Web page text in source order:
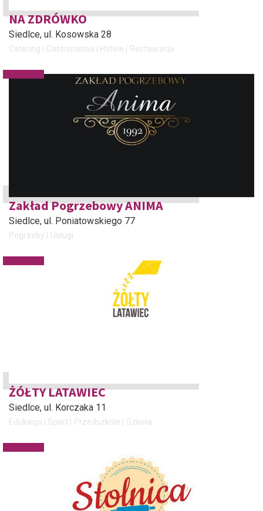
NA ZDRÓWKO
Siedlce, ul. Kosowska 28
Catering Gastronomia i Hotele Restauracja
Zakład Pogrzebowy ANIMA
Siedlce, ul. Poniatowskiego 77
Pogrzeby Usługi
ŻÓŁTY LATAWIEC
Siedlce, ul. Korczaka 11
Edukacja i Sport Przedszkole Szkoła